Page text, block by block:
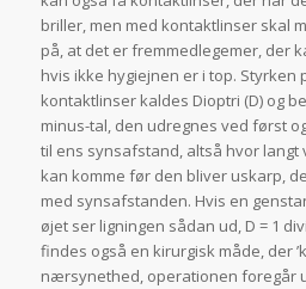
briller, men med kontaktlinser skal
på, at det er fremmedlegemer, der
hvis ikke hygiejnen er i top. Styrken
kontaktlinser kaldes Dioptri (D) og
minus-tal, den udregnes ved først
til ens synsafstand, altså hvor
kan komme før den bliver uskarp,
med synsafstanden. Hvis en
øjet ser ligningen sådan ud, D = 1
findes også en kirurgisk måde, der
nærsynethed, operationen foregår